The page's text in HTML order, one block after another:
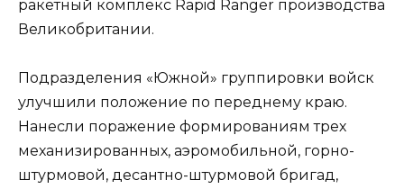
ракетный комплекс Rapid Ranger производства
Великобритании.
Подразделения «Южной» группировки войск
улучшили положение по переднему краю.
Нанесли поражение формированиям трех
механизированных, аэромобильной, горно-
штурмовой, десантно-штурмовой бригад,